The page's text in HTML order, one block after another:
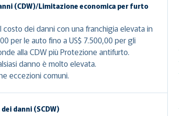
(CDW)/Limitazione economica per furto
costo dei danni con una franchigia elevata in
per le auto fino a US$ 7.500,00 per gli
alla CDW più Protezione antifurto.
danno è molto elevata.
eccezioni comuni.
danni (SCDW)